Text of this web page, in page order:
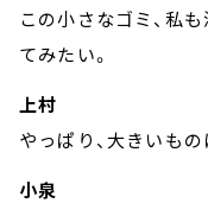
この小さなゴミ、私
てみたい。
上村
やっぱり、大きいも
小泉